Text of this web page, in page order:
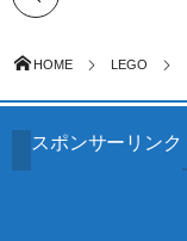
HOME LEGO
スポンサーリンク